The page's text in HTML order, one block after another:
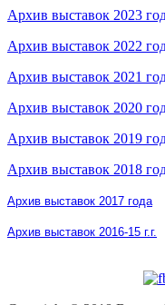
Архив выставок 2023
Архив выставок 2022
Архив выставок 2021
Архив выставок 2020
Архив выставок 2019
Архив выставок 2018
Архив выставок 2017 года
Архив выставок 2016-15 г.г.